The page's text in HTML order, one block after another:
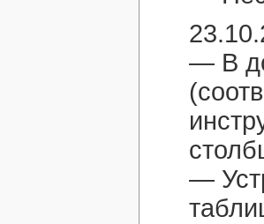
— В
—